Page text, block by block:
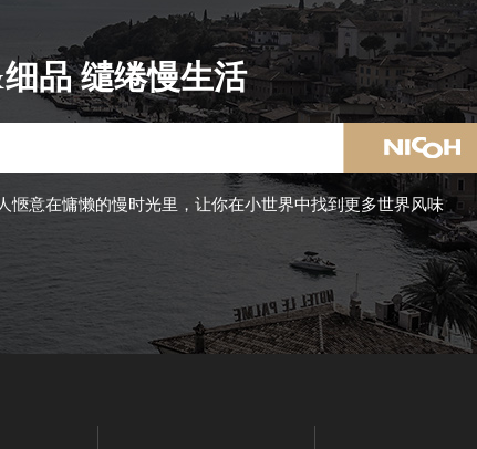
品 缱绻慢生活
愜意在慵懒的慢时光里，让你在小世界中找到更多世界风味